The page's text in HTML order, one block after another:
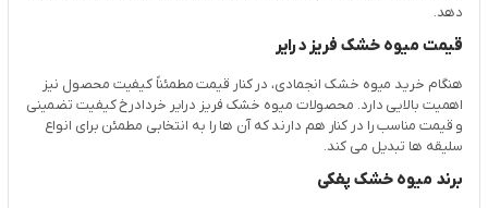
دهد.
قیمت میوه خشک فریز درایر
هنگام خرید میوه خشک انجمادی، در کنار قیمت مطمئناً کیفیت محصول نیز
اهمیت بالایی دارد. محصولات میوه خشک فریز درایر خردادرخ کیفیت تضمینی
و قیمت مناسب را در کنار هم دارند که آن ها را به انتخابی مطمئن برای انواع
سلیقه ها تبدیل می کند.
برند میوه خشک پفکی